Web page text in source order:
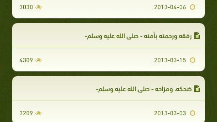
3030
رفقه ورحمته بأمته - صلى الله عليه وسلم-
4309
ضحكه، ومزاحه - صلى الله عليه وسلم-
3209